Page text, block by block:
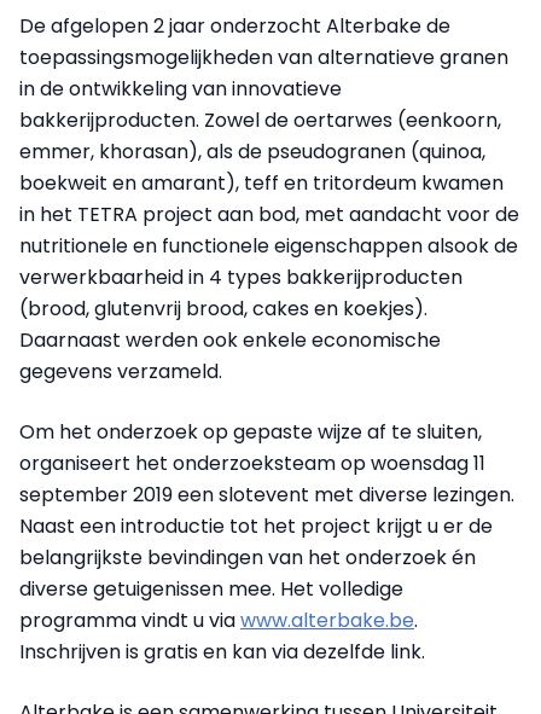
De afgelopen 2 jaar onderzocht Alterbake de
toepassingsmogelijkheden van alternatieve granen
in de ontwikkeling van innovatieve
bakkerijproducten. Zowel de oertarwes (eenkoorn,
emmer, khorasan), als de pseudogranen (quinoa,
boekweit en amarant), teff en tritordeum kwamen
in het TETRA project aan bod, met aandacht voor de
nutritionele en functionele eigenschappen alsook de
verwerkbaarheid in 4 types bakkerijproducten
(brood, glutenvrij brood, cakes en koekjes).
Daarnaast werden ook enkele economische
gegevens verzameld.
Om het onderzoek op gepaste wijze af te sluiten,
organiseert het onderzoeksteam op woensdag 11
september 2019 een slotevent met diverse lezingen.
Naast een introductie tot het project krijgt u er de
belangrijkste bevindingen van het onderzoek én
diverse getuigenissen mee. Het volledige
programma vindt u viawww.alterbake.be.
Inschrijven is gratis en kan via dezelfde link.